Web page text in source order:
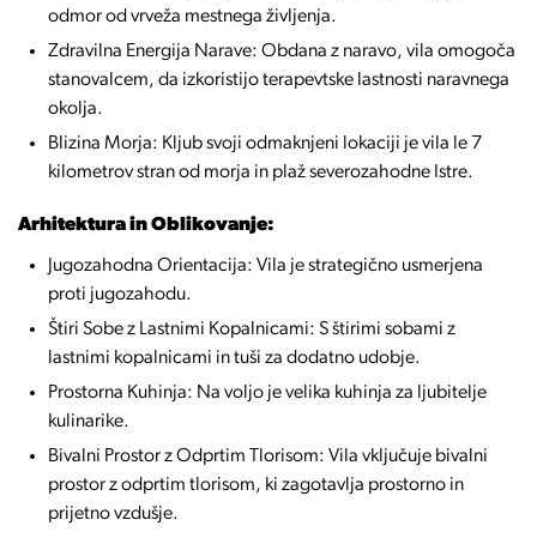
odmor od vrveža mestnega življenja.
Zdravilna Energija Narave: Obdana z naravo, vila omogoča
stanovalcem, da izkoristijo terapevtske lastnosti naravnega
okolja.
Blizina Morja: Kljub svoji odmaknjeni lokaciji je vila le 7
kilometrov stran od morja in plaž severozahodne Istre.
Arhitektura in Oblikovanje:
Jugozahodna Orientacija: Vila je strategično usmerjena
proti jugozahodu.
Štiri Sobe z Lastnimi Kopalnicami: S štirimi sobami z
lastnimi kopalnicami in tuši za dodatno udobje.
Prostorna Kuhinja: Na voljo je velika kuhinja za ljubitelje
kulinarike.
Bivalni Prostor z Odprtim Tlorisom: Vila vključuje bivalni
prostor z odprtim tlorisom, ki zagotavlja prostorno in
prijetno vzdušje.